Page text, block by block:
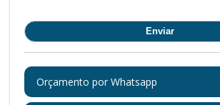
Orçamento por Whatsapp